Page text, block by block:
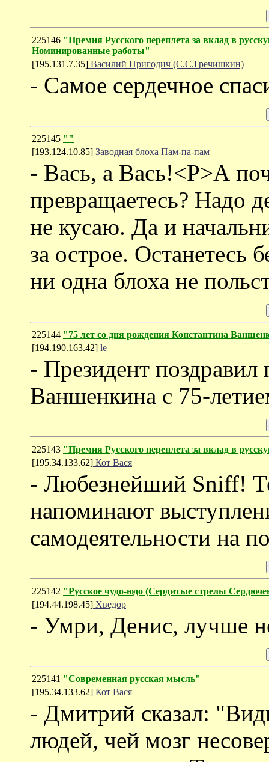
225146 "Премия Русского переплета за вклад в
Номинированные работы"
[195.131.7.35] Василий Пригодич (С.С.Гречишкин)
- Самое сердечное
225145 ""
[193.124.10.85] Заводная блоха Пам-па-пам
- Вась, а Вась!<P>А
превращаетесь? Надо
не кусаю. Да и
за острое. Останетесь
ни одна блоха не
225144 "75 лет со дня рождения Константина
[194.190.163.42] le
- Президент поздравил
Ваншенкина с 75-
225143 "Премия Русского переплета за вклад в
[195.34.133.62] Кот Вася
- Любезнейший Sniff!
напоминают
самодеятельности на
225142 "Русское чудо-юдо (Cердитые стрелы
[194.44.198.45] Хведор
- Умри, Денис, лучше
225141 "Современная русская мысль"
[195.34.133.62] Кот Вася
- Дмитрий сказал:
людей, чей мозг